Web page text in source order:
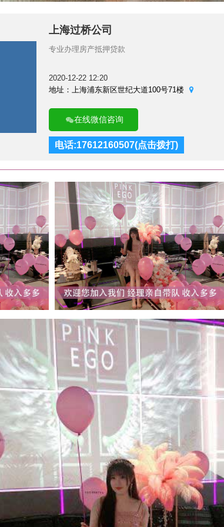
上海过桥公司
专业办理房产抵押贷款
2020-12-22 12:20
地址：上海浦东新区世纪大道100号71楼
在线微信咨询
电话:17612160507(点击拨打)